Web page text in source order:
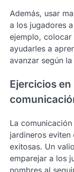
Además, usar
a los jugadores
ejemplo, colocar
ayudarles a
avanzar según
Ejercicios
La
jardineros eviten
exitosas. Un
emparejar a los
nombres al